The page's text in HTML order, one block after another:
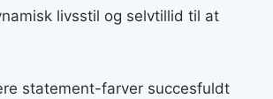
livsstil og selvtillid til at
statement-farver succesfuldt